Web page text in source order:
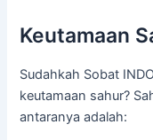
Keutamaan
Sudahkah Sobat
keutamaan sahur?
antaranya adalah: